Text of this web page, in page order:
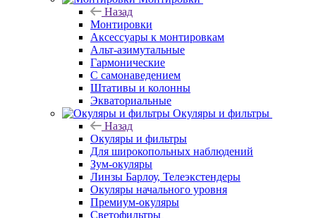
Назад
Монтировки
Аксессуары к монтировкам
Альт-азимутальные
Гармонические
С самонаведением
Штативы и колонны
Экваториальные
Окуляры и фильтры
Назад
Окуляры и фильтры
Для широкопольных наблюдений
Зум-окуляры
Линзы Барлоу, Телеэкстендеры
Окуляры начального уровня
Премиум-окуляры
Светофильтры